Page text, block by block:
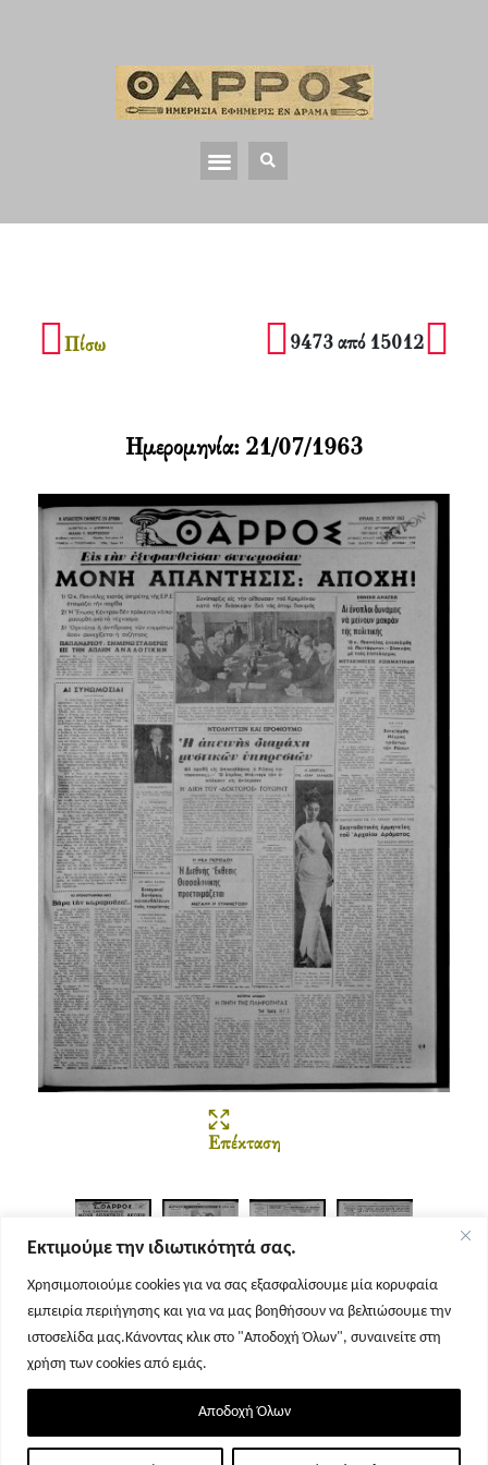
Εκτιμούμε την ιδιωτικότητά σας.
Χρησιμοποιούμε cookies για να σας εξασφαλίσουμε μία κορυφαία
εμπειρία περιήγησης και για να μας βοηθήσουν να βελτιώσουμε την
ιστοσελίδα μας.Κάνοντας κλικ στο "Αποδοχή Όλων", συναινείτε στη
χρήση των cookies από εμάς.
Αποδοχή Όλων
Πίσω 9473 από 15012
Επέκταση
Σελίδα 1 Σελίδα 2 Σελίδα 3 Σελίδα 4
Ημερομηνία: 21/07/1963